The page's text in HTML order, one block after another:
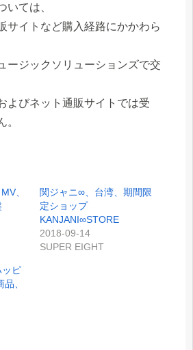
いては、
サイトなど購入経路にかかわら
ージックソリューションズで交
よびネット通販サイトでは受
。
、
関ジャニ∞、台湾、期間限
定ショップ
KANJANI∞STORE
2018-09-14
SUPER EIGHT
ピ
、